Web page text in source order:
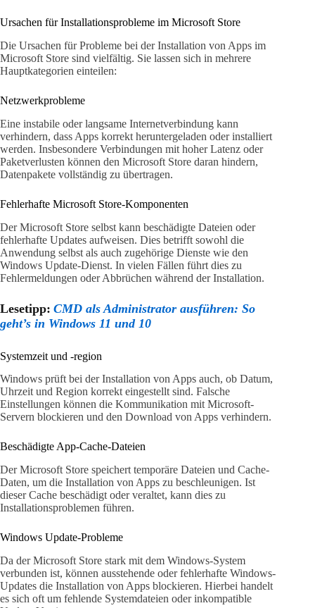
Ursachen für Installationsprobleme im Microsoft Store
Die Ursachen für Probleme bei der Installation von Apps im
Microsoft Store sind vielfältig. Sie lassen sich in mehrere
Hauptkategorien einteilen:
Netzwerkprobleme
Eine instabile oder langsame Internetverbindung kann
verhindern, dass Apps korrekt heruntergeladen oder installiert
werden. Insbesondere Verbindungen mit hoher Latenz oder
Paketverlusten können den Microsoft Store daran hindern,
Datenpakete vollständig zu übertragen.
Fehlerhafte Microsoft Store-Komponenten
Der Microsoft Store selbst kann beschädigte Dateien oder
fehlerhafte Updates aufweisen. Dies betrifft sowohl die
Anwendung selbst als auch zugehörige Dienste wie den
Windows Update-Dienst. In vielen Fällen führt dies zu
Fehlermeldungen oder Abbrüchen während der Installation.
Lesetipp: CMD als Administrator ausführen: So
geht’s in Windows 11 und 10
Systemzeit und -region
Windows prüft bei der Installation von Apps auch, ob Datum,
Uhrzeit und Region korrekt eingestellt sind. Falsche
Einstellungen können die Kommunikation mit Microsoft-
Servern blockieren und den Download von Apps verhindern.
Beschädigte App-Cache-Dateien
Der Microsoft Store speichert temporäre Dateien und Cache-
Daten, um die Installation von Apps zu beschleunigen. Ist
dieser Cache beschädigt oder veraltet, kann dies zu
Installationsproblemen führen.
Windows Update-Probleme
Da der Microsoft Store stark mit dem Windows-System
verbunden ist, können ausstehende oder fehlerhafte Windows-
Updates die Installation von Apps blockieren. Hierbei handelt
es sich oft um fehlende Systemdateien oder inkompatible